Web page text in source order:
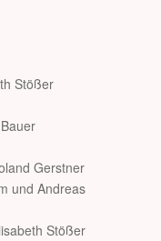
Stößer
Gerstner
und Andreas
Stößer